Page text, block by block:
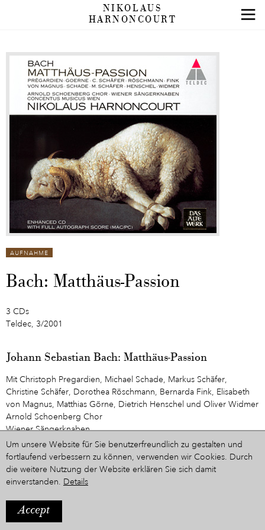
NIKOLAUS
HARNONCOURT
AUFNAHME
Bach: Matthäus-Passion
3 CDs
Teldec, 3/2001
Johann Sebastian Bach: Matthäus-Passion
Mit Christoph Pregardien, Michael Schade, Markus Schäfer,
Christine Schäfer, Dorothea Röschmann, Bernarda Fink, Elisabeth
von Magnus, Matthias Görne, Dietrich Henschel und Oliver Widmer
Arnold Schoenberg Chor
Wiener Sängerknaben
Concentus Musicus Wien
Dirigent: Nikolaus Harnoncourt
CD 1
2. Da Jesus diese Rede vollendet hatte (Rezitativ)
3. Herzliebster Jesu, was hast du verbrochen (Choral)
Um unsere Website für Sie benutzerfreundlich zu gestalten und
fortlaufend verbessern zu können, verwenden wir Cookies. Durch
die weitere Nutzung der Website erklären Sie sich damit
einverstanden. Details
Accept